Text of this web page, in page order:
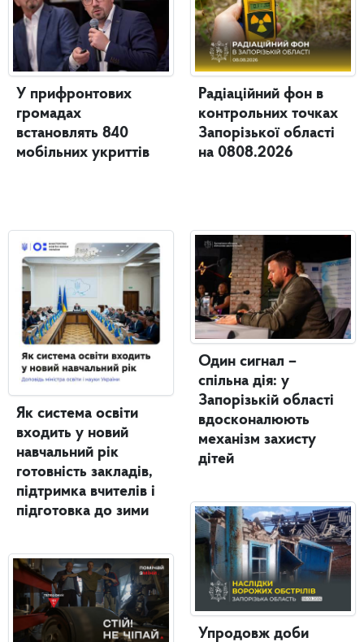
У прифронтових
громадах
встановлять 840
мобільних укриттів
Як система освіти
входить у новий
навчальний рік
готовність закладів,
підтримка вчителів і
підготовка до зими
Радіаційний фон в
контрольних точках
Запорізької області
на 0808.2026
Один сигнал –
спільна дія: у
Запорізькій області
вдосконалюють
механізм захисту
дітей
Упродовж доби